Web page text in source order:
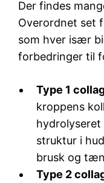
Der findes
Overordnet set
som hver især
forbedringer til
Type 1
kroppens
hydrolyseret
struktur i
brusk og
Type 2